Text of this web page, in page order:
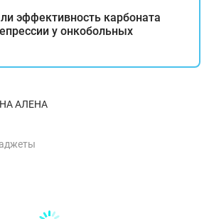
эффективность карбоната
у онкобольных
АЛЕНА